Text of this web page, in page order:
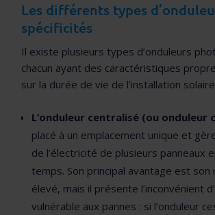
Les différents types
spécificités
Il existe plusieurs types d’onduleurs
chacun ayant des caractéristiques
sur la durée de vie de l’installation
L’onduleur centralisé (ou onduleur
placé à un emplacement unique et
de l’électricité de plusieurs panneaux
temps. Son principal avantage est son
élevé, mais il présente l’inconvénient
vulnérable aux pannes : si l’onduleur